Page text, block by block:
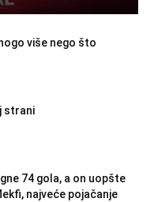
više nego što
strani
74 gola, a on uopšte
najveće pojačanje